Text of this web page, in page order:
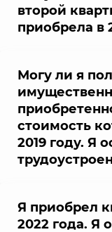
второй
приобрела в
Могу ли я
стоимость
2019 году. Я
Я приобрел
2022 года. Я